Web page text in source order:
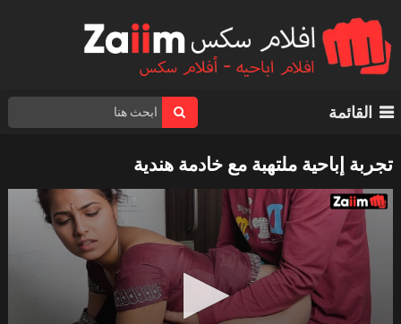
القائمة
تجربة إباحية ملتهبة مع خادمة هندية